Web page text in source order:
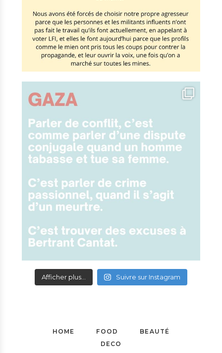
Afficher plus... Suivre sur Instagram
HOME FOOD
BEAUTÉ
DECO